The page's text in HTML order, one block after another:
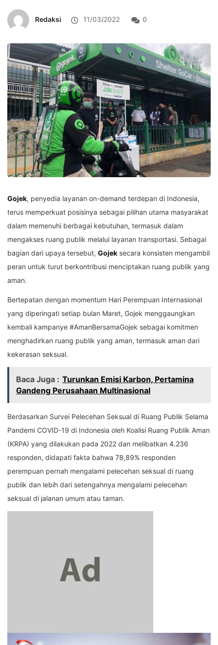
Redaksi 11/03/2022 0
Gojek, penyedia layanan on-demand terdepan di Indonesia,
terus memperkuat posisinya sebagai pilihan utama masyarakat
dalam memenuhi berbagai kebutuhan, termasuk dalam
mengakses ruang publik melalui layanan transportasi. Sebagai
bagian dari upaya tersebut, Gojek secara konsisten mengambil
peran untuk turut berkontribusi menciptakan ruang publik yang
aman.
Bertepatan dengan momentum Hari Perempuan Internasional
yang diperingati setiap bulan Maret, Gojek menggaungkan
kembali kampanye #AmanBersamaGojek sebagai komitmen
menghadirkan ruang publik yang aman, termasuk aman dari
kekerasan seksual.
Baca Juga : Turunkan Emisi Karbon, Pertamina
Gandeng Perusahaan Multinasional
Berdasarkan Survei Pelecehan Seksual di Ruang Publik Selama
Pandemi COVID-19 di Indonesia oleh Koalisi Ruang Publik Aman
(KRPA) yang dilakukan pada 2022 dan melibatkan 4.236
responden, didapati fakta bahwa 78,89% responden
perempuan pernah mengalami pelecehan seksual di ruang
publik dan lebih dari setengahnya mengalami pelecehan
seksual di jalanan umum atau taman.